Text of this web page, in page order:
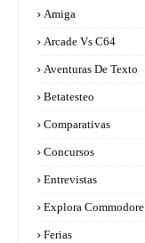
Amiga
Arcade Vs C64
Aventuras De Texto
Betatesteo
Comparativas
Concursos
Entrevistas
Explora Commodore
Ferias